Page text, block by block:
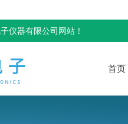
仪器有限公司网站！
首页